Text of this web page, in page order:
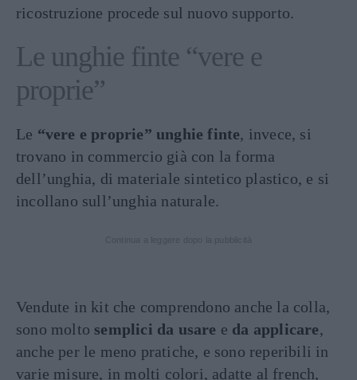
ricostruzione procede sul nuovo supporto.
Le unghie finte “vere e
proprie”
Le “vere e proprie” unghie finte, invece, si
trovano in commercio già con la forma
dell’unghia, di materiale sintetico plastico, e si
incollano sull’unghia naturale.
Vendute in kit che comprendono anche la colla,
sono molto semplici da usare e da applicare,
anche per le meno pratiche, e sono reperibili in
varie misure, in molti colori, adatte al french,